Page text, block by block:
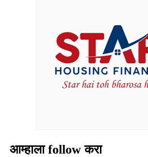
आम्हाला follow करा